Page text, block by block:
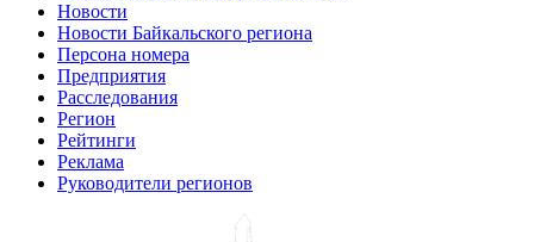
Новости
Новости Байкальского региона
Персона номера
Предприятия
Расследования
Регион
Рейтинги
Реклама
Руководители регионов